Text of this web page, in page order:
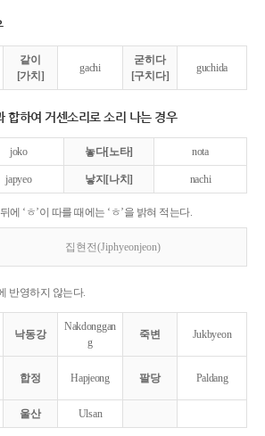
같이
[가치]
gachi
굳히다
[구치다]
guchida
합하여 거센소리로 소리 나는 경우
joko 놓다[노타] nota
japyeo 낳지[나치] nachi
에 ‘ㅎ’이 따를 때에는 ‘ㅎ’을 밝혀 적는다.
집현전(Jiphyeonjeon)
반영하지 않는다.
낙동강
Nakdonggan
g
죽변 Jukbyeon
합정 Hapjeong 팔당 Paldang
울산 Ulsan